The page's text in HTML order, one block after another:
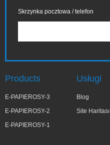
Skrzynka pocztowa / telefon
Products
E-PAPIEROSY-3
E-PAPIEROSY-2
E-PAPIEROSY-1
Usługi
Blog
Site Haritası